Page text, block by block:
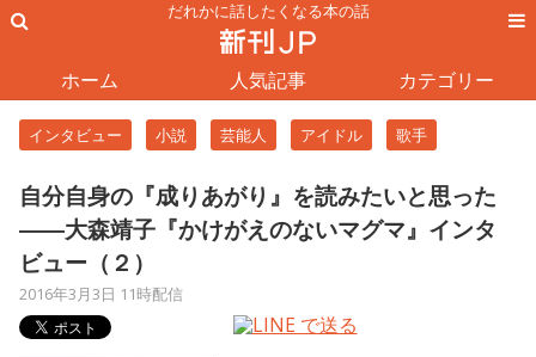
だれかに話したくなる本の話
ホーム 人気記事 カテゴリー
インタビュー 小説 芸能人 アイドル 歌手
自分自身の『成りあがり』を読みたいと思った
――大森靖子『かけがえのないマグマ』インタ
ビュー（２）
2016年3月3日 11時配信